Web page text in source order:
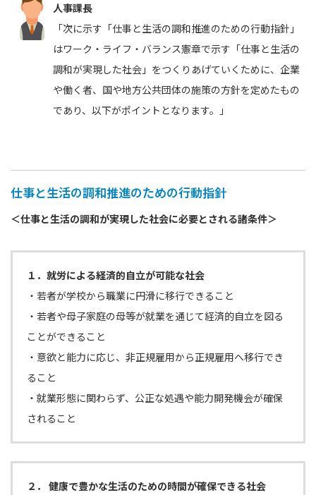
人事課長
「次に示す「仕事と生活の調和推進のための行動指針」
はワーク・ライフ・バランス憲章で示す「仕事と生活の
調和が実現した社会」をつくりあげていくために、企業
や働く者、国や地方公共団体の施策の方針を定めたもの
であり、以下がポイントとなります。」
仕事と生活の調和推進のための行動指針
＜仕事と生活の調和が実現した社会に必要とされる諸条件＞
１．就労による経済的自立が可能な社会
・若者が学校から職業に円滑に移行できること
・若者や母子家庭の母等が就業を通じて経済的自立を図る
ことができること
・意欲と能力に応じ、非正規雇用から正規雇用へ移行でき
ること
・就業形態に関わらず、公正な処遇や能力開発機会が確保
されること
２． 健康で豊かな生活のための時間が確保できる社会